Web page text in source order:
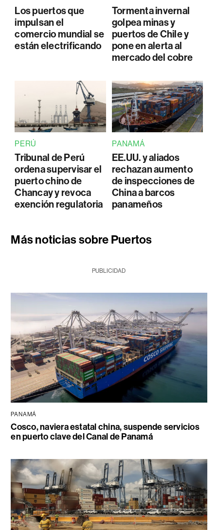
Los puertos que
impulsan el
comercio mundial se
están electrificando
Tormenta invernal
golpea minas y
puertos de Chile y
pone en alerta al
mercado del cobre
PERÚ
Tribunal de Perú
ordena supervisar el
puerto chino de
Chancay y revoca
exención regulatoria
PANAMÁ
EE.UU. y aliados
rechazan aumento
de inspecciones de
China a barcos
panameños
Más noticias sobre Puertos
PUBLICIDAD
PANAMÁ
Cosco, naviera estatal china, suspende servicios
en puerto clave del Canal de Panamá